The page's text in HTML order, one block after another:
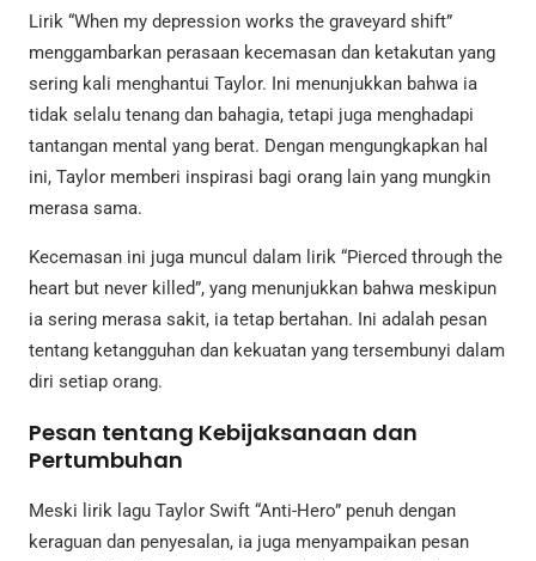
Lirik “When my depression works the graveyard shift”
menggambarkan perasaan kecemasan dan ketakutan yang
sering kali menghantui Taylor. Ini menunjukkan bahwa ia
tidak selalu tenang dan bahagia, tetapi juga menghadapi
tantangan mental yang berat. Dengan mengungkapkan hal
ini, Taylor memberi inspirasi bagi orang lain yang mungkin
merasa sama.
Kecemasan ini juga muncul dalam lirik “Pierced through the
heart but never killed”, yang menunjukkan bahwa meskipun
ia sering merasa sakit, ia tetap bertahan. Ini adalah pesan
tentang ketangguhan dan kekuatan yang tersembunyi dalam
diri setiap orang.
Pesan tentang Kebijaksanaan dan
Pertumbuhan
Meski lirik lagu Taylor Swift “Anti-Hero” penuh dengan
keraguan dan penyesalan, ia juga menyampaikan pesan